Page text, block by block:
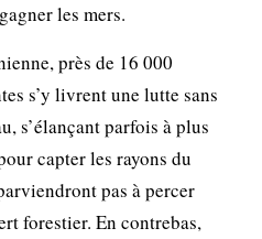
les mers.
près de 16 000
s’y livrent une lutte sans
s’élançant parfois à plus
capter les rayons du
pas à percer
forestier. En contrebas,